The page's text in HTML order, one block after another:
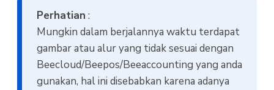
Perhatian :
Mungkin dalam berjalannya waktu terdapat
gambar atau alur yang tidak sesuai dengan
Beecloud/Beepos/Beeaccounting yang anda
gunakan, hal ini disebabkan karena adanya